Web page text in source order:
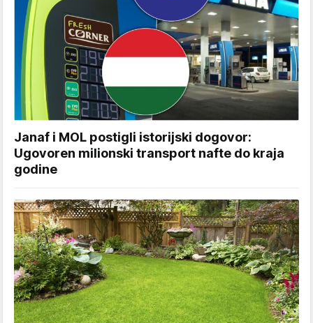
Janaf i MOL postigli istorijski dogovor:
Ugovoren milionski transport nafte do kraja
godine